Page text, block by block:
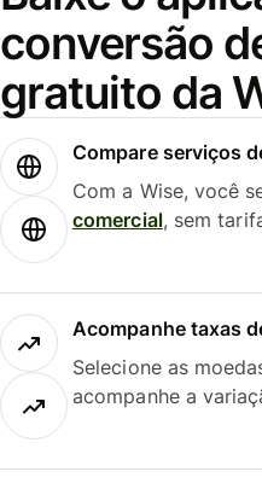
conversão
gratuito da
Compare serviços
Com a Wise, você
comercial, sem
Acompanhe taxas
Selecione as
acompanhe a